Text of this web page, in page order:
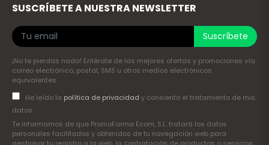
SUSCRÍBETE A NUESTRA NEWSLETTER
Suscríbete
¡No te pierdas nada! Entérate de las mejores ofertas y promociones vía
correo electrónico, postal, SMS u otros medios electrónicos
equivalentes
He leído la política de privacidad y consiento el tratamiento de mis
datos
Te informamos de que PromoFarma Ecom, S.L. tratará los datos
personales facilitados y obtenidos de tu navegación web para